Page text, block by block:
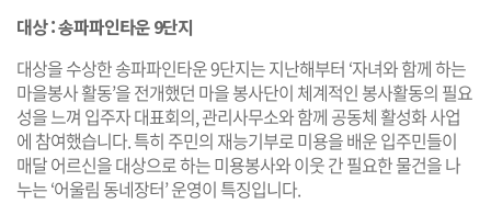
대상 : 송파파인타운 9단지
대상을 수상한 송파파인타운 9단지는 지난해부터 ‘자녀와 함께 하는
마을봉사 활동’을 전개했던 마을 봉사단이 체계적인 봉사활동의 필요
성을 느껴 입주자 대표회의, 관리사무소와 함께 공동체 활성화 사업
에 참여했습니다. 특히 주민의 재능기부로 미용을 배운 입주민들이
매달 어르신을 대상으로 하는 미용봉사와 이웃 간 필요한 물건을 나
누는 ‘어울림 동네장터’ 운영이 특징입니다.